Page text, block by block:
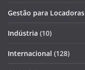
Gestão para Locadoras
Indústria (10)
Internacional (128)